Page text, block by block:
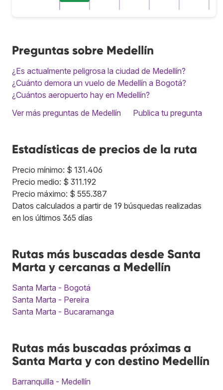
Preguntas sobre Medellín
¿Es actualmente peligrosa la ciudad de Medellín?
¿Cuánto demora un vuelo de Medellín a Bogotá?
¿Cuántos aeropuerto hay en Medellín?
Ver más preguntas de Medellín
Publica tu pregunta
Estadísticas de precios de la ruta
Precio mínimo: $ 131.406
Precio medio: $ 311.192
Precio máximo: $ 555.387
Datos calculados a partir de 19 búsquedas realizadas
en los últimos 365 días
Rutas más buscadas desde Santa
Marta y cercanas a Medellín
Santa Marta - Bogotá
Santa Marta - Pereira
Santa Marta - Bucaramanga
Rutas más buscadas próximas a
Santa Marta y con destino Medellín
Barranquilla - Medellín